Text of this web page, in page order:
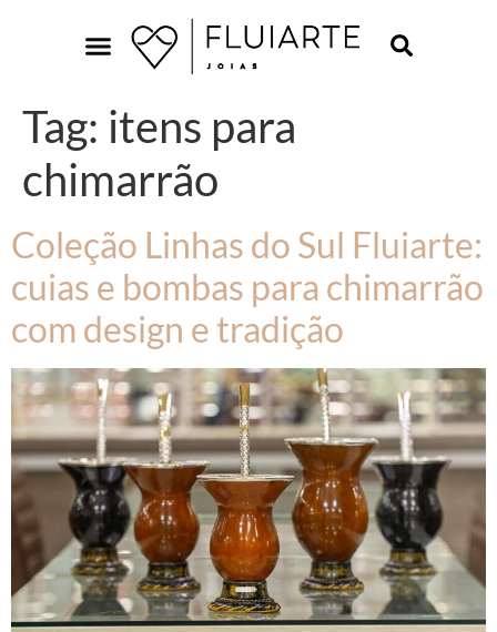
Tag: itens para
chimarrão
Coleção Linhas do Sul Fluiarte:
cuias e bombas para chimarrão
com design e tradição